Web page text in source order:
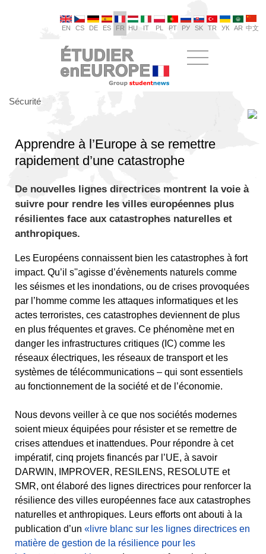
EN CS DE ES FR HU IT PL PT РУ SK TR УК AR 中文
Sécurité
Apprendre à l’Europe à se remettre
rapidement d’une catastrophe
De nouvelles lignes directrices montrent la voie à
suivre pour rendre les villes européennes plus
résilientes face aux catastrophes naturelles et
anthropiques.
Les Européens connaissent bien les catastrophes à fort
impact. Qu’il s''agisse d’évènements naturels comme
les séismes et les inondations, ou de crises provoquées
par l’homme comme les attaques informatiques et les
actes terroristes, ces catastrophes deviennent de plus
en plus fréquentes et graves. Ce phénomène met en
danger les infrastructures critiques (IC) comme les
réseaux électriques, les réseaux de transport et les
systèmes de télécommunications – qui sont essentiels
au fonctionnement de la société et de l’économie.
Nous devons veiller à ce que nos sociétés modernes
soient mieux équipées pour résister et se remettre de
crises attendues et inattendues. Pour répondre à cet
impératif, cinq projets financés par l’UE, à savoir
DARWIN, IMPROVER, RESILENS, RESOLUTE et
SMR, ont élaboré des lignes directrices pour renforcer la
résilience des villes européennes face aux catastrophes
naturelles et anthropiques. Leurs efforts ont abouti à la
publication d’un «livre blanc sur les lignes directrices en
matière de gestion de la résilience pour les